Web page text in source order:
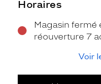
Horaires
Magasin fermé
réouverture 7
Voir